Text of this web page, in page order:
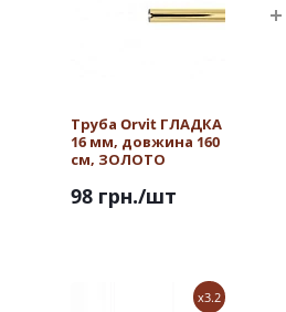
Труба Orvit ГЛАДКА
16 мм, довжина 160
см, ЗОЛОТО
98 грн./шт
x3.2